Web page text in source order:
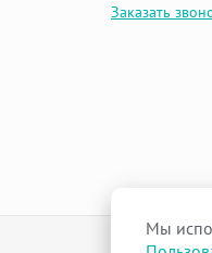
Заказать
raduga-ural.ru
Мы